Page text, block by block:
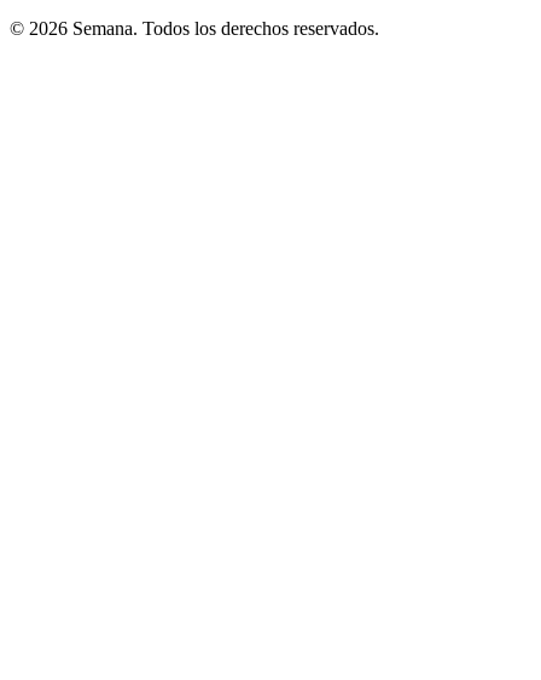
© 2026 Semana. Todos los derechos reservados.